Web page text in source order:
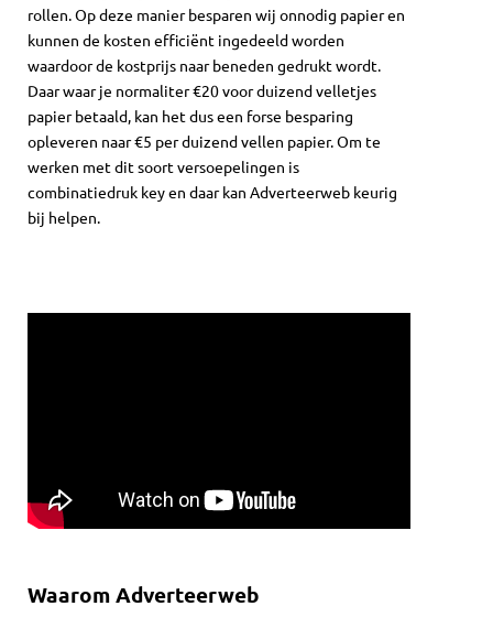
rollen. Op deze manier besparen wij onnodig papier en
kunnen de kosten efficiënt ingedeeld worden
waardoor de kostprijs naar beneden gedrukt wordt.
Daar waar je normaliter €20 voor duizend velletjes
papier betaald, kan het dus een forse besparing
opleveren naar €5 per duizend vellen papier. Om te
werken met dit soort versoepelingen is
combinatiedruk key en daar kan Adverteerweb keurig
bij helpen.
Waarom Adverteerweb